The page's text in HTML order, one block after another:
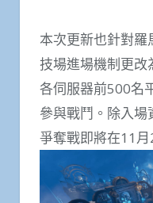
本次更新也針對
技場進場機制更改
各伺服器前500名
參與戰鬥。除入
爭奪戰即將在11月